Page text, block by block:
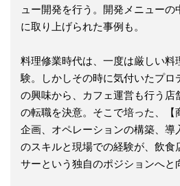
ュー開発を行う。開発メニュー
に取り上げられた事例も。
料理修業時代は、一度は厳しい料
験。しかしその時に気付いたプロ
の興味から、カフェ運営も行う店
の転職を決意。そこで培った、【
企画、オペレーションの構築、導
のスキルと現場での経験が、飲食
サーという独自のポジションへと